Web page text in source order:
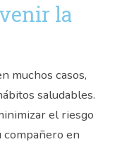
la
muchos casos,
saludables.
el riesgo
en